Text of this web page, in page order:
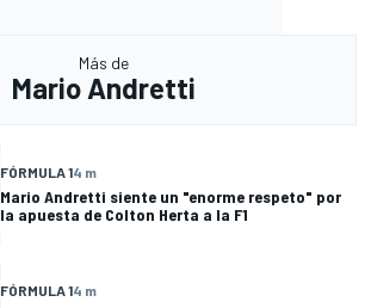
Más de
Mario Andretti
FÓRMULA 14 m
Mario Andretti siente un "enorme respeto" por
la apuesta de Colton Herta a la F1
FÓRMULA 14 m